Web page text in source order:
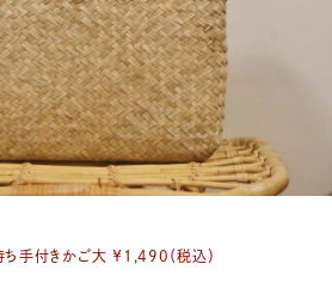
手付きかご大 ￥1,490（税込）